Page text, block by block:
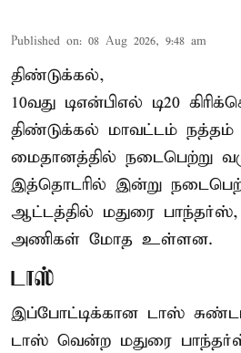
Published on: 08 Aug 2026, 9:48 am
திண்டுக்கல்,
10வது டிஎன்பிஎல் டி20
திண்டுக்கல் மாவட்டம் நத்தம்
மைதானத்தில் நடைபெற்று
இத்தொடரில் இன்று
ஆட்டத்தில் மதுரை
அணிகள் மோத உள்ளன.
டாஸ்
இப்போட்டிக்கான டாஸ்
டாஸ் வென்ற மதுரை